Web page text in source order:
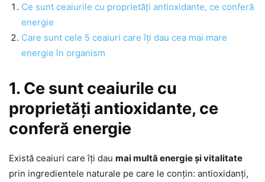
Ce sunt ceaiurile cu proprietăți antioxidante, ce conferă
energie
Care sunt cele 5 ceaiuri care îți dau cea mai mare
energie în organism
1. Ce sunt ceaiurile cu
proprietăți antioxidante, ce
conferă energie
Există ceaiuri care îți dau mai multă energie și vitalitate
prin ingredientele naturale pe care le conțin: antioxidanți,